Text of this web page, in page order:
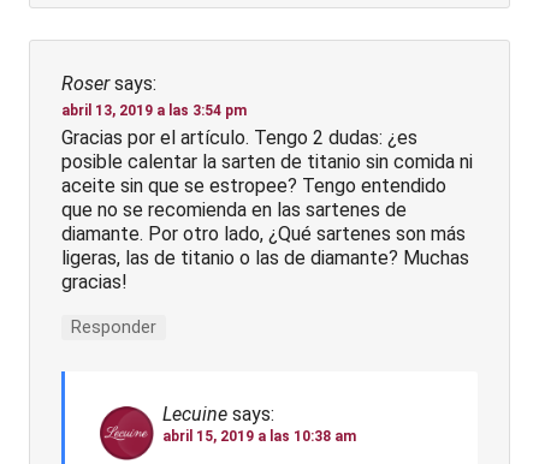
Roser says:
abril 13, 2019 a las 3:54 pm
Gracias por el artículo. Tengo 2 dudas: ¿es
posible calentar la sarten de titanio sin comida ni
aceite sin que se estropee? Tengo entendido
que no se recomienda en las sartenes de
diamante. Por otro lado, ¿Qué sartenes son más
ligeras, las de titanio o las de diamante? Muchas
gracias!
Responder
Lecuine says:
abril 15, 2019 a las 10:38 am